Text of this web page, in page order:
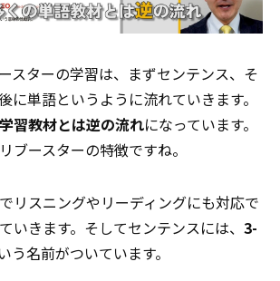
スターの学習は、まずセンテンス、そ
に単語というように流れていきます。
習教材とは逆の流れになっています。
ブースターの特徴ですね。
リスニングやリーディングにも対応で
いきます。そしてセンテンスには、 3-
う名前がついています。